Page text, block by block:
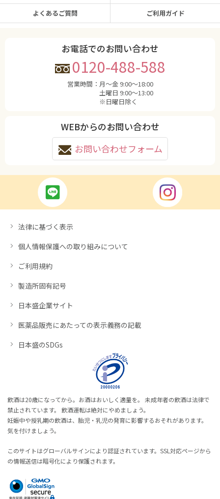
よくあるご質問 ご利用ガイド
お電話でのお問い合わせ
0120-488-588
営業時間： 月〜金 9:00〜18:00
土曜日 9:00〜13:00
※日曜日除く
WEBからのお問い合わせ
お問い合わせフォーム
法律に基づく表示
個人情報保護への取り組みについて
ご利用規約
製造所固有記号
日本盛企業サイト
医薬品販売にあたっての表示義務の記載
日本盛のSDGs
飲酒は20歳になってから。お酒はおいしく適量を。 未成年者の飲酒は法律で
禁止されています。 飲酒運転は絶対にやめましょう。
妊娠中や授乳期の飲酒は、胎児・乳児の発育に影響するおそれがあります。
気を付けましょう。
このサイトはグローバルサインにより認証されています。SSL対応ページから
の情報送信は暗号化により保護されます。